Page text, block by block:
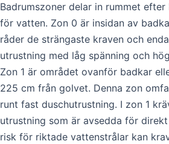
Badrumszoner delar in rummet
för vatten. Zon 0 är insidan av
råder de strängaste kraven och
utrustning med låg spänning och
Zon 1 är området ovanför badkar
225 cm från golvet. Denna zon
runt fast duschutrustning. I zon 1
utrustning som är avsedda för
risk för riktade vattenstrålar kan